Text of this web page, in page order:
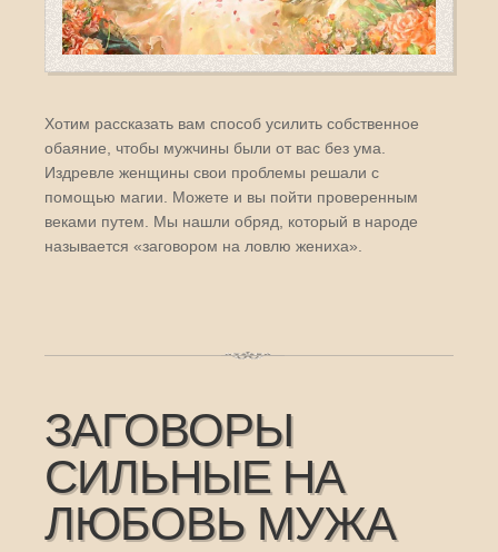
Хотим рассказать вам способ усилить собственное
обаяние, чтобы мужчины были от вас без ума.
Издревле женщины свои проблемы решали с
помощью магии. Можете и вы пойти проверенным
веками путем. Мы нашли обряд, который в народе
называется «заговором на ловлю жениха».
ЗАГОВОРЫ
СИЛЬНЫЕ НА
ЛЮБОВЬ МУЖА